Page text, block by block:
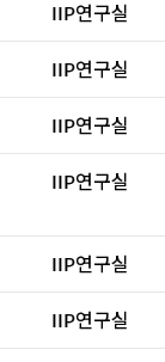
IIP연구실
IIP연구실
IIP연구실
IIP연구실
IIP연구실
IIP연구실